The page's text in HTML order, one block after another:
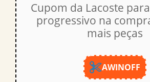
Cupom da Lacoste
progressivo na
mais peças
AWINOFF